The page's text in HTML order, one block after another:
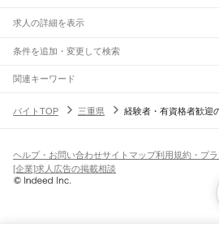
求人の詳細を表示
条件を追加・変更して検索
市区町村を追加・変更
三重県すべて
駅を追加・変更
長島駅 桑名駅朝日駅 富田駅 富田浜駅四日市駅 南
井田川駅亀山駅
JR関西本線(亀山～加茂)
伊賀上
飲食・フードサービス
飲食・フードサービス
ホールスタッフ
皿洗い・洗い
飲食店（店長・
特徴を追加・変更
人気
髪型
留
関連キーワード
三重県 正社員 シニア歓迎三重県 大学生歓迎
バイトTOP 三重県 経験者・有資格者歓迎
ヘルプ・お問い合わせサイトマップ利用規約・プ
[企業]求人広告の掲載相談